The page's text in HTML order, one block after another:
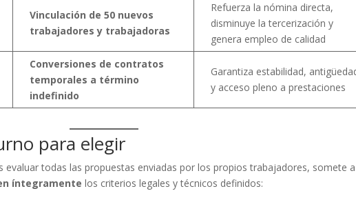
Vinculación de 50 nuevos
trabajadores y trabajadoras
Refuerza la nómina directa,
disminuye la tercerización y
genera empleo de calidad
Conversiones de contratos
temporales a término
indefinido
Garantiza estabilidad,
y acceso pleno a prestaciones
para elegir
evaluar todas las propuestas enviadas por los propios trabajadores, somete a
íntegramente los criterios legales y técnicos definidos: